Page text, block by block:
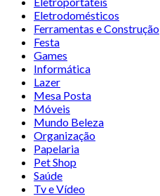
Eletrodomésticos
Ferramentas e Construção
Festa
Games
Informática
Lazer
Mesa Posta
Móveis
Mundo Beleza
Organização
Papelaria
Pet Shop
Saúde
Tv e Vídeo